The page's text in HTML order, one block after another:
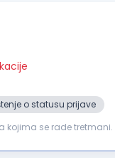
o statusu prijave
kojima se rade